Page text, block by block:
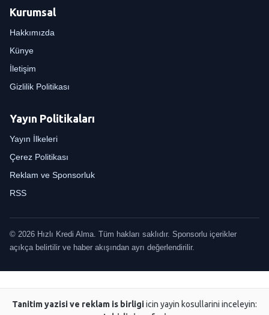
Kurumsal
Hakkımızda
Künye
İletişim
Gizlilik Politikası
Yayın Politikaları
Yayın İlkeleri
Çerez Politikası
Reklam ve Sponsorluk
RSS
© 2026 Hızlı Kredi Alma. Tüm hakları saklıdır. Sponsorlu içerikler
açıkça belirtilir ve haber akışından ayrı değerlendirilir.
Tanitim yazisi ve reklam is birligiicin yayin kosullarini inceleyin: